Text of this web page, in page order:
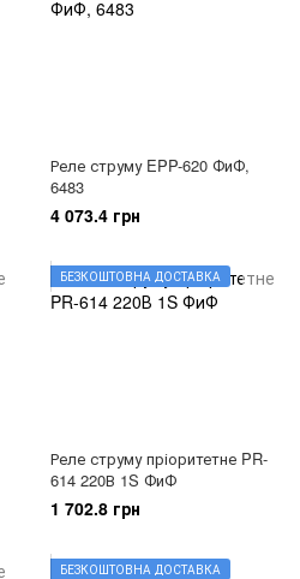
Реле струму EPP-620 ФиФ,
6483
4 073.4 грн
БЕЗКОШТОВНА ДОСТАВКА
Реле струму пріоритетне PR-
614 220В 1S ФиФ
1 702.8 грн
БЕЗКОШТОВНА ДОСТАВКА